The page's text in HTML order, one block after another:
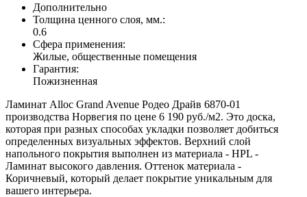
Дополнительно
Толщина ценного слоя, мм.:
0.6
Сфера применения:
Жилые, общественные помещения
Гарантия:
Пожизненная
Ламинат Alloc Grand Avenue Родео Драйв 6870-01
производства Норвегия по цене 6 190 руб./м2. Это доска,
которая при разных способах укладки позволяет добиться
определенных визуальных эффектов. Верхний слой
напольного покрытия выполнен из материала - HPL -
Ламинат высокого давления. Оттенок материала -
Коричневый, который делает покрытие уникальным для
вашего интерьера.